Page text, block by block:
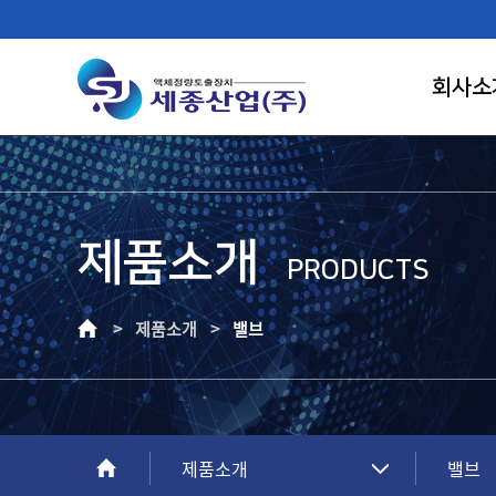
회사소
FIRST RANK OF LIQUID CONTROL
SAEJONG IND.
고객이 신뢰하는 기업, 고객만족의 가치를
창조하는 건실한 기업으로 성장하겠습니다.
제품소개 PRODUCTS
> 제품소개 >밸브
제품소개 밸브